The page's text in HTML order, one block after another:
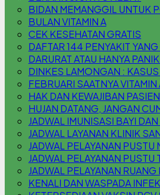
BIDAN MEMANGGIL UNTUK
BULAN VITAMIN A
CEK KESEHATAN GRATIS
DAFTAR 144 PENYAKIT
DARURAT ATAU HANYA
DINKES LAMONGAN :
FEBRUARI SAATNYA
HAK DAN KEWAJIBAN PASIEN
HUJAN DATANG, JANGAN
JADWAL IMUNISASI BAYI
JADWAL LAYANAN KLINIK
JADWAL PELAYANAN PUSTU
JADWAL PELAYANAN PUSTU
JADWAL PELAYANAN RUANG
KENALI DAN WASPADA